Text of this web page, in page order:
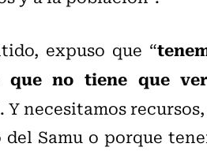
expuso que “
que no tiene que
. Y necesitamos
Samu o porque